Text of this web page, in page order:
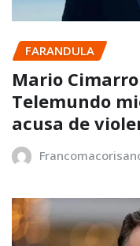
FARANDULA
Mario
Telemundo
acusa de